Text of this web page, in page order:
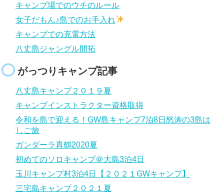
キャンプ場でのウチのルール
女子だもん♪島でのお手入れ
キャンプでの充電方法
八丈島ジャングル開拓
がっつりキャンプ記事
八丈島キャンプ２０１９夏
キャンプインストラクター資格取得
令和を島で迎える！GW島キャンプ7泊8日怒涛の3島は
しご旅
ガンダーラ真鶴2020夏
初めてのソロキャンプ＠大島3泊4日
玉川キャンプ村3泊4日【２０２１GWキャンプ】
三宅島キャンプ２０２１夏